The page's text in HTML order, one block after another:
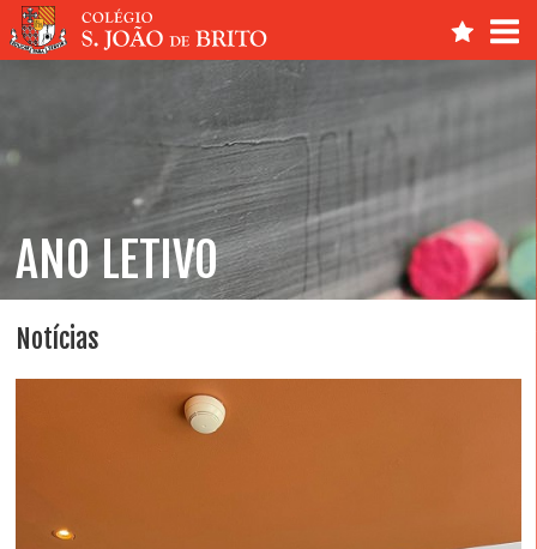
ANO LETIVO
Notícias